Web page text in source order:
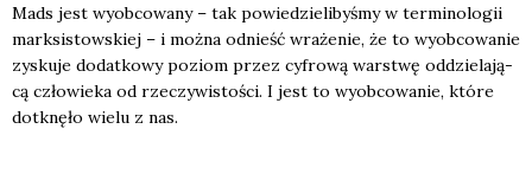
Mads jest wyob­co­wa­ny – tak powie­dzie­li­by­śmy w ter­mi­no­lo­gii
mark­si­stow­skiej – i moż­na odnieść wra­że­nie, że to wyob­co­wa­nie
zysku­je dodat­ko­wy poziom przez cyfro­wą war­stwę oddzie­la­ją­
cą czło­wie­ka od rze­czy­wi­sto­ści. I jest to wyob­co­wa­nie, któ­re
dotknę­ło wie­lu z nas.